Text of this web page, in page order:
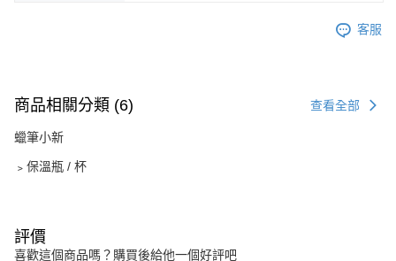
客服
商品相關分類 (6) 查看全部
蠟筆小新
﹥保溫瓶 / 杯
評價
喜歡這個商品嗎？購買後給他一個好評吧